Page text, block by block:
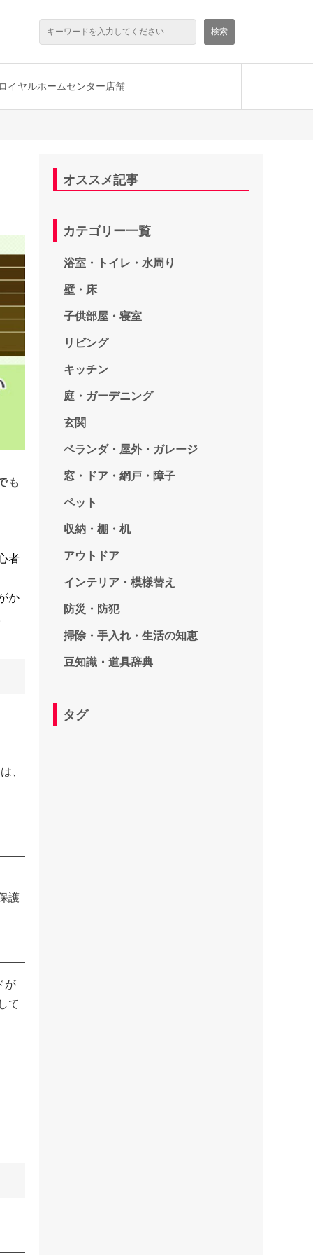
イヤルホームセンター店舗
も
者
か
、
護
が
て
オススメ記事
カテゴリー一覧
浴室・トイレ・水周り
壁・床
子供部屋・寝室
リビング
キッチン
庭・ガーデニング
玄関
ベランダ・屋外・ガレージ
窓・ドア・網戸・障子
ペット
収納・棚・机
アウトドア
インテリア・模様替え
防災・防犯
掃除・手入れ・生活の知恵
豆知識・道具辞典
タグ